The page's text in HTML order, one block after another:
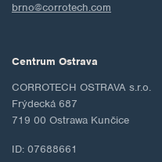
brno@corrotech.com
Centrum Ostrava
CORROTECH OSTRAVA s.r.o.
Frýdecká 687
719 00 Ostrawa Kunčice
ID: 07688661